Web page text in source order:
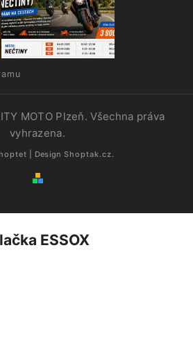
MOTO Plzeň. Všechna práva
vyhrazena.
| Design Shoptak.cz.
ESSOX